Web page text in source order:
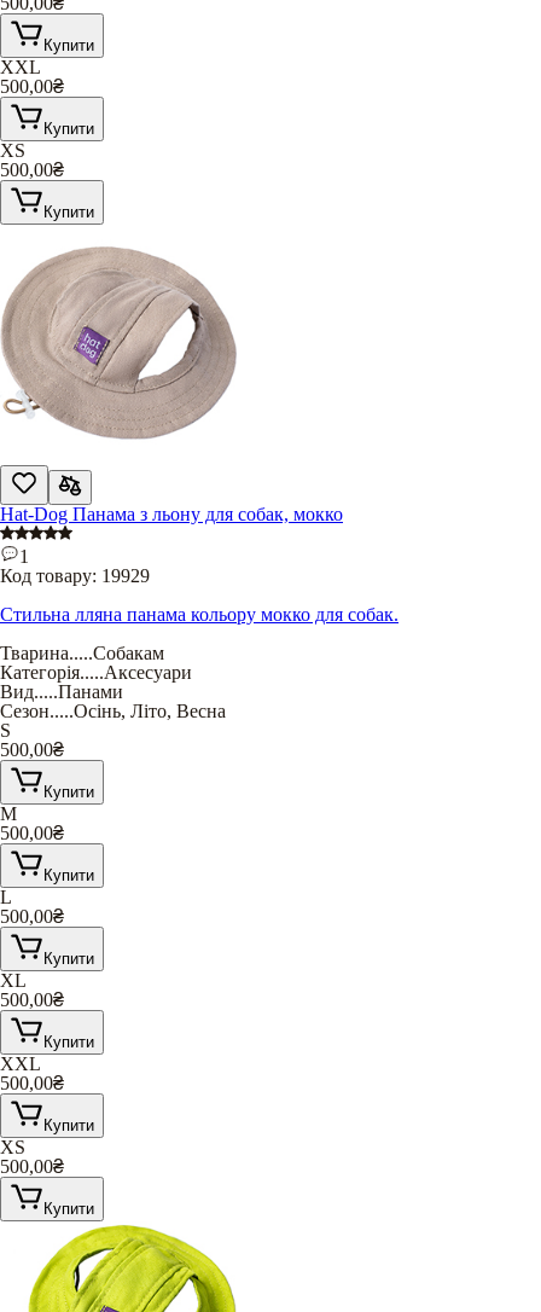
Купити
XXL
500,00₴
Купити
XS
500,00₴
Купити
Hat-Dog Панама з льону для собак, мокко
1
Код товару: 19929
Стильна лляна панама кольору мокко для собак.
Тварина.....Собакам
Категорія.....Аксесуари
Вид.....Панами
Сезон.....Осінь, Літо, Весна
S
500,00₴
Купити
M
500,00₴
Купити
L
500,00₴
Купити
XL
500,00₴
Купити
XXL
500,00₴
Купити
XS
500,00₴
Купити